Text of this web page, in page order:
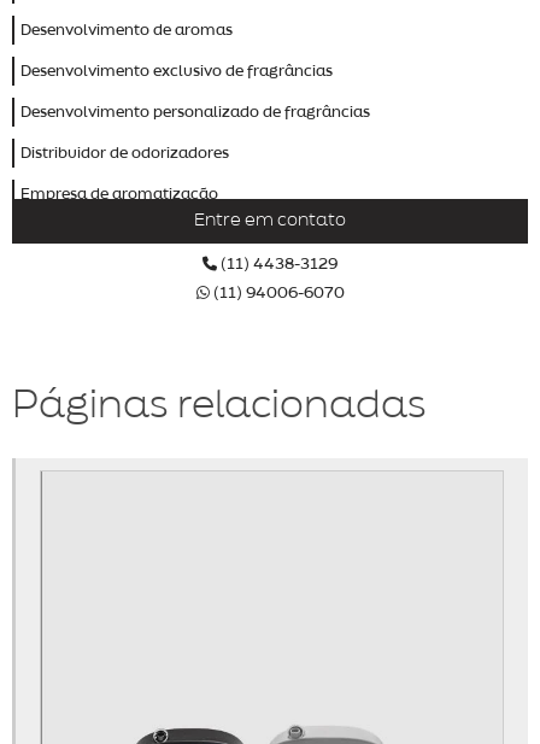
Desenvolvimento de aromas
Desenvolvimento exclusivo de fragrâncias
Desenvolvimento personalizado de fragrâncias
Distribuidor de odorizadores
Empresa de aromatização
Empresa de aromatização profissional
Fábrica de aromas
Máquina de aromatizar ambientes
Entre em contato
(11) 4438-3129
(11) 94006-6070
Páginas relacionadas